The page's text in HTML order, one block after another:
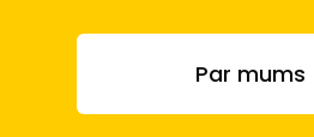
Par mums